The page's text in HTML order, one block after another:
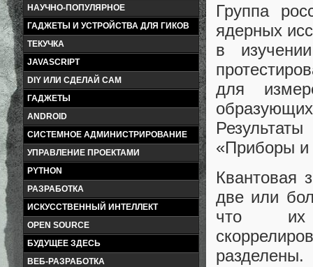
НАУЧНО-ПОПУЛЯРНОЕ
ГАДЖЕТЫ И УСТРОЙСТВА ДЛЯ ГИКОВ
ТЕКУЧКА
JAVASCRIPT
DIY ИЛИ СДЕЛАЙ САМ
ГАДЖЕТЫ
ANDROID
СИСТЕМНОЕ АДМИНИСТРИРОВАНИЕ
УПРАВЛЕНИЕ ПРОЕКТАМИ
PYTHON
РАЗРАБОТКА
ИСКУССТВЕННЫЙ ИНТЕЛЛЕКТ
OPEN SOURCE
БУДУЩЕЕ ЗДЕСЬ
ВЕБ-РАЗРАБОТКА
Группа
ядерных
в
для
«Приборы и
Квантовая
две или
что их
разделены.